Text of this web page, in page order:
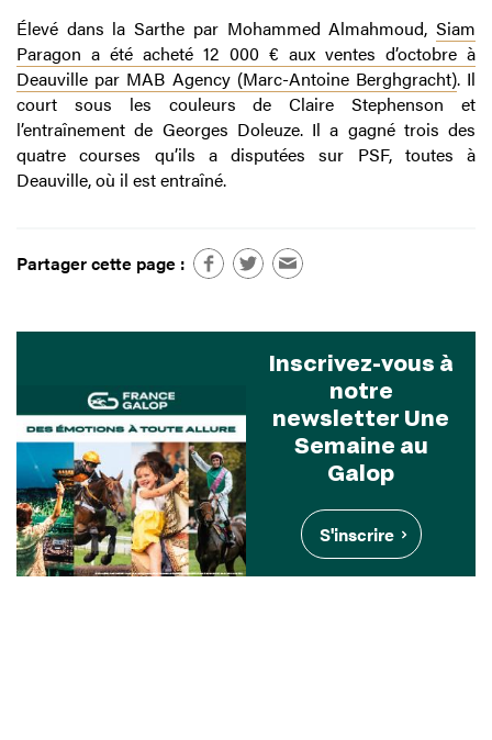
Élevé dans la Sarthe par Mohammed Almahmoud, Siam
Paragon a été acheté 12 000 € aux ventes d’octobre à
Deauville par MAB Agency (Marc-Antoine Berghgracht). Il
court sous les couleurs de Claire Stephenson et
l’entraînement de Georges Doleuze. Il a gagné trois des
quatre courses qu’ils a disputées sur PSF, toutes à
Deauville, où il est entraîné.
Partager cette page :
Inscrivez-vous à
notre
newsletter Une
Semaine au
Galop
S'inscrire